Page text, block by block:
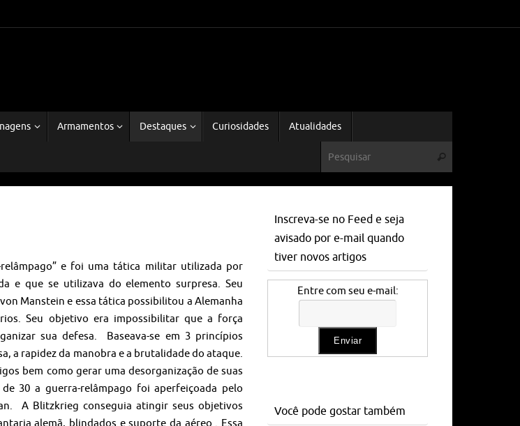
Armamentos Destaques Curiosidades Atualidades
e foi uma tática militar utilizada por
e que se utilizava do elemento surpresa. Seu
Manstein e essa tática possibilitou a Alemanha
Seu objetivo era impossibilitar que a força
sua defesa. Baseava-se em 3 princípios
a rapidez da manobra e a brutalidade do ataque.
bem como gerar uma desorganização de suas
30 a guerra-relâmpago foi aperfeiçoada pelo
A Blitzkrieg conseguia atingir seus objetivos
Inscreva-se no Feed e seja
avisado por e-mail quando
tiver novos artigos
Entre com seu e-mail:
Você pode gostar também